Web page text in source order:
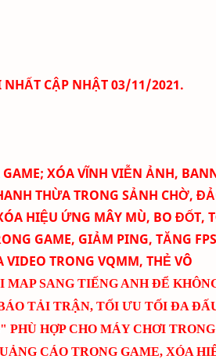
CẬP NHẬT 03/11/2021.
XÓAVĨNH VIỄN ẢNH,
THỪA TRONG SẢNH CHỜ,
HIỆU ỨNG MÂY MÙ, BO ĐỐT,
GAME, GIẢM PING, TĂNG
TRONG VQMM, THẺ VÔ
SANG TIẾNG ANH ĐỂ
TẢI TRẬN, TỐI ƯU TỐI ĐA
HỢP CHO MÁY CHƠI TRONG
CÁO TRONG GAME, XÓA